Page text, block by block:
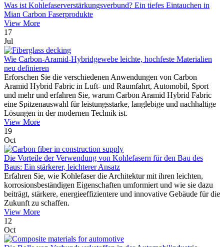
Was ist Kohlefaserverstärkungsverbund? Ein tiefes Eintauchen in
Mian Carbon Faserprodukte
View More
17
Jul
Wie Carbon-Aramid-Hybridgewebe leichte, hochfeste Materialien
neu definieren
Erforschen Sie die verschiedenen Anwendungen von Carbon
Aramid Hybrid Fabric in Luft- und Raumfahrt, Automobil, Sport
und mehr und erfahren Sie, warum Carbon Aramid Hybrid Fabric
eine Spitzenauswahl für leistungsstarke, langlebige und nachhaltige
Lösungen in der modernen Technik ist.
View More
19
Oct
Die Vorteile der Verwendung von Kohlefasern für den Bau des
Baus: Ein stärkerer, leichterer Ansatz
Erfahren Sie, wie Kohlefaser die Architektur mit ihren leichten,
korrosionsbeständigen Eigenschaften umformiert und wie sie dazu
beiträgt, stärkere, energieeffizientere und innovative Gebäude für die
Zukunft zu schaffen.
View More
12
Oct